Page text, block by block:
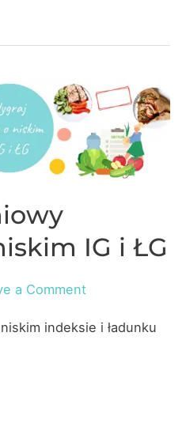
IG i ŁG
a Comment
indeksie i ładunku